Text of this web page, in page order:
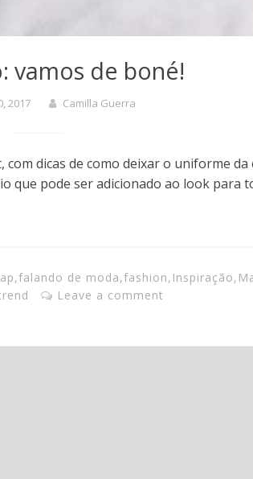
vamos de boné!
2017 Camilla Guerra
dicas de como deixar o uniforme da
que pode ser adicionado ao look para
,falando de moda,fashion, Inspiração,
Leave a comment